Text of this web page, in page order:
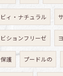
ビィ・ナチュラル
ビションフリーゼ
保護 プードルの